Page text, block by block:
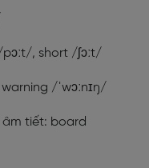
, short /ʃɔːt/
/ˈwɔːnɪŋ/
tiết: board